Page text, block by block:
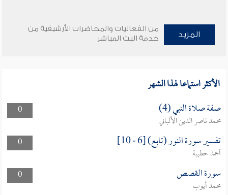
المزيد
من الفعاليات والمحاضرات الأرشيفية من
خدمة البث المباشر
الأكثر استماعا لهذا الشهر
0 صفة صلاة النبي (4)
محمد ناصر الدين الألباني
0
تفسير سورة النور (تابع) [6 - 10]
أحمد حطيبة
0
سورة القصص
محمد أيوب